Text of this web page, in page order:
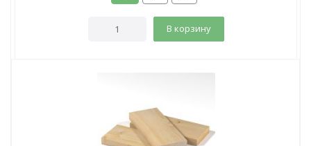
В корзину